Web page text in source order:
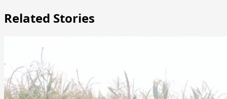
Related Stories